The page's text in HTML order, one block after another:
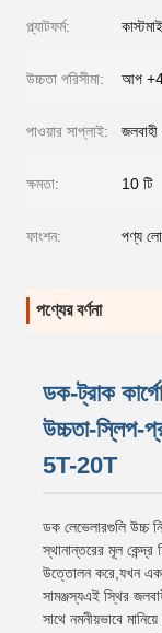
প্ল্যাটফর্ম:
উচ্চতা পরিসীমা: আপ
পাওয়ার সাপ্লাই:
ক্ষমতা: 10 টি
ফাংশন: পণ্য
পণ্যের বর্ণনা
ডক-ট্রাক
উচ্চতা-স্লিপ-
5T-20T
ডক লেভেলারগুলি উচ্চ
স্থানান্তরের মূল কেন্দ্র
উত্তোলন করে,যখন
সামঞ্জস্যএই স্থির
সাথে নমনীয়ভাবে